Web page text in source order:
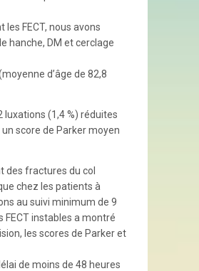
les FECT, nous avons
hanche, DM et cerclage
d’âge de 82,8
luxations (1,4 %) réduites
score de Parker moyen
des fractures du col
chez les patients à
au suivi minimum de 9
FECT instables a montré
les scores de Parker et
de moins de 48 heures